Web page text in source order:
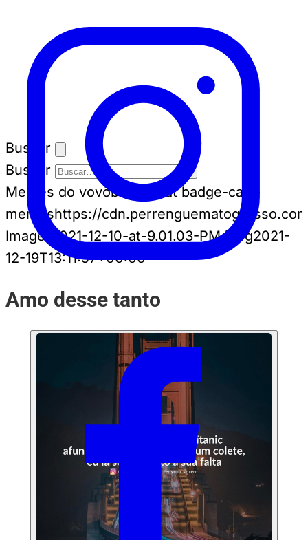
Buscar
Buscar
Memes do vovôbadge-cat badge-cat--
memeshttps://
Image-2021-12-10-at-9.01.03-PM.jpeg2021-
12-19T13:11:57+00:00
Amo desse tanto